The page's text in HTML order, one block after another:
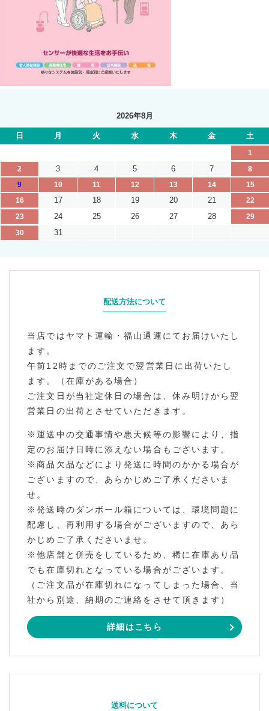
2026年8月
日 月 火 水 木 金 土
1
2
3 4 5 6 7
8
9
10 11 12 13 14
15
16
17 18 19 20 21
22
23
24 25 26 27 28
29
30
31
配送方法について
当店ではヤマト運輸・福山通運にてお届けいたし
ます。
午前12時までのご注文で翌営業日に出荷いたし
ます。（在庫がある場合）
ご注文日が当社定休日の場合は、休み明けから翌
営業日の出荷とさせていただきます。
※運送中の交通事情や悪天候等の影響により、指
定のお届け日時に添えない場合もございます。
※商品欠品などにより発送に時間のかかる場合が
ございますので、あらかじめご了承くださいま
せ。
※発送時のダンボール箱については、環境問題に
配慮し、再利用する場合がございますので、あら
かじめご了承くださいませ。
※他店舗と併売をしているため、稀に在庫あり品
でも在庫切れとなっている場合がございます。
（ご注文品が在庫切れになってしまった場合、当
社から別途、納期のご連絡をさせて頂きます）
詳細はこちら
送料について